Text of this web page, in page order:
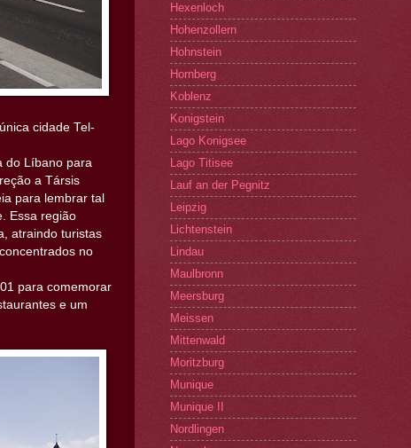
cidade Tel-
do Líbano para
a Társis
para lembrar tal
Essa região
atraindo turistas
no
para comemorar
e um
Hexenloch
Hohenzollern
Hohnstein
Hornberg
Koblenz
Konigstein
Lago Konigsee
Lago Titisee
Lauf an der Pegnitz
Leipzig
Lichtenstein
Lindau
Maulbronn
Meersburg
Meissen
Mittenwald
Moritzburg
Munique
Munique II
Nordlingen